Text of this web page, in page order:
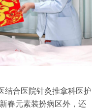
结合医院针灸推拿科医护
春元素装扮病区外，还